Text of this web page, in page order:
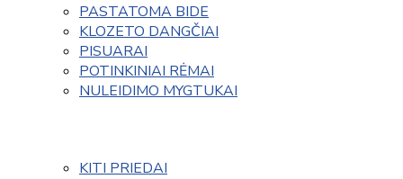
PASTATOMA BIDE
KLOZETO DANGČIAI
PISUARAI
POTINKINIAI RĖMAI
NULEIDIMO MYGTUKAI
KITI PRIEDAI